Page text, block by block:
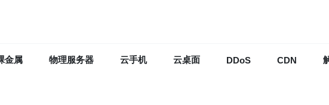
金属 物理服务器 云手机 云桌面 DDoS CDN